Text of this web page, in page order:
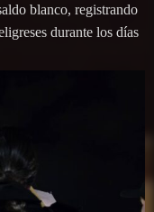
blanco, registrando
durante los días